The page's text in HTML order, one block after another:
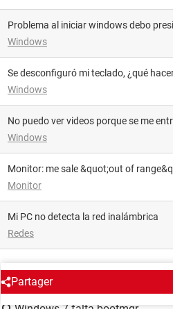
Problema al iniciar windows debo
Windows
Se desconfiguró mi teclado, ¿qué
Windows
No puedo ver videos porque se me
Windows
Monitor: me sale &quot;out of
Monitor
Mi PC no detecta la red inalámbrica
Redes
Partager
ALREDEDOR DEL MISMO